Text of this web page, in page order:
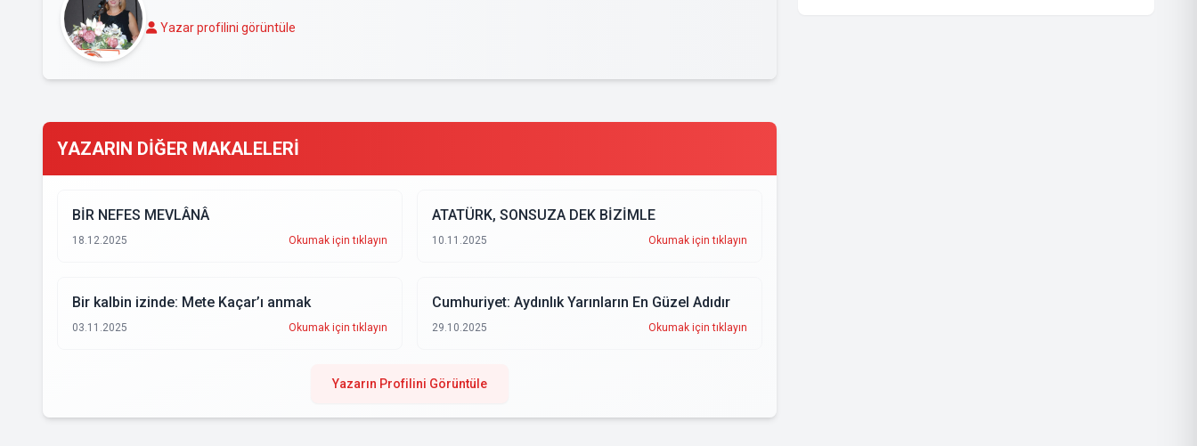
Yazar profilini görüntüle
YAZARIN DİĞER MAKALELERİ
BİR NEFES MEVLÂNÂ
18.12.2025 Okumak için tıklayın
ATATÜRK, SONSUZA DEK BİZİMLE
10.11.2025 Okumak için tıklayın
Bir kalbin izinde: Mete Kaçar’ı anmak
03.11.2025 Okumak için tıklayın
Cumhuriyet: Aydınlık Yarınların En Güzel Adıdır
29.10.2025 Okumak için tıklayın
Yazarın Profilini Görüntüle